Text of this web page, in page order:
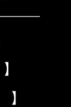
】
】